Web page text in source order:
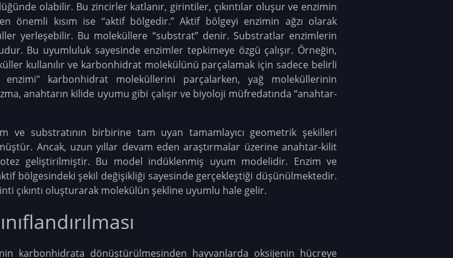
olabilir. Bu zincirler katlanır, girintiler, çıkıntılar oluşur ve enzimin
önemli kısım ise “aktif bölgedir.” Aktif bölgeyi enzimin ağzı olarak
yerleşebilir. Bu moleküllere “substrat” denir. Substratlar enzimlerin
Bu uyumluluk sayesinde enzimler tepkimeye özgü çalışır. Örneğin,
kullanılır ve karbonhidrat molekülünü parçalamak için sadece belirli
karbonhidrat moleküllerini parçalarken, yağ moleküllerinin
anahtarın kilide uyumu gibi çalışır ve biyoloji müfredatında “anahtar-
ve substratının birbirine tam uyan tamamlayıcı geometrik şekilleri
Ancak, uzun yıllar devam eden araştırmalar üzerine anahtar-kilit
geliştirilmiştir. Bu model indüklenmiş uyum modelidir. Enzim ve
bölgesindeki şekil değişikliği sayesinde gerçekleştiği düşünülmektedir.
çıkıntı oluşturarak molekülün şekline uyumlu hale gelir.
karbonhidrata dönüştürülmesinden hayvanlarda oksijenin hücreye